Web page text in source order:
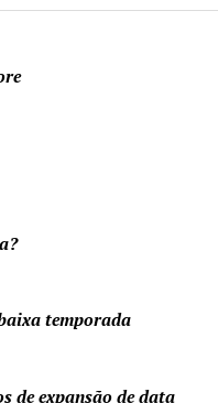
temporada
de expansão de data